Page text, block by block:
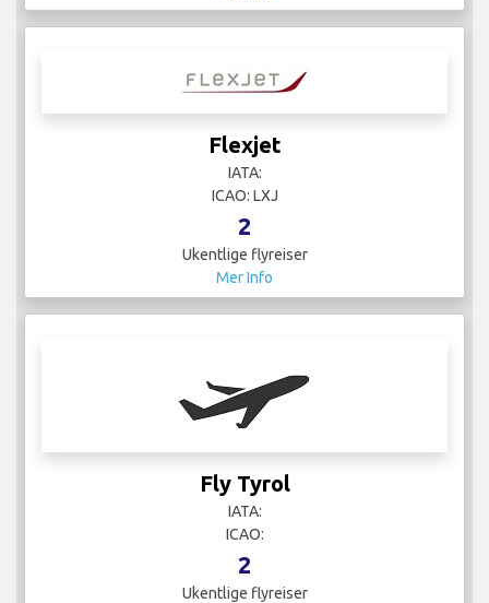
Flexjet
IATA:
ICAO: LXJ
2
Ukentlige flyreiser
Mer Info
Fly Tyrol
IATA:
ICAO:
2
Ukentlige flyreiser